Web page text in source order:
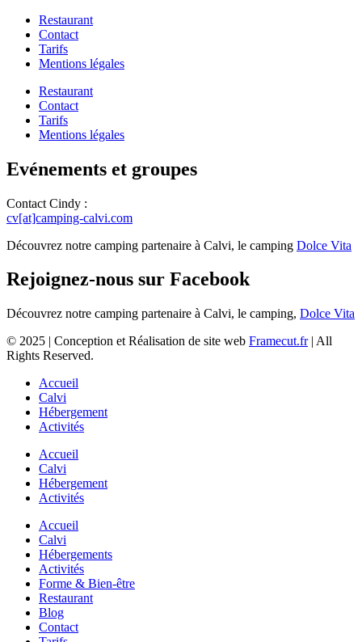
Restaurant
Contact
Tarifs
Mentions légales
Restaurant
Contact
Tarifs
Mentions légales
Evénements et groupes
Contact Cindy :
cv[at]camping-calvi.com
Découvrez notre camping partenaire à Calvi, le camping Dolce Vita
Rejoignez-nous sur Facebook
Découvrez notre camping partenaire à Calvi, le camping, Dolce Vita
© 2025 | Conception et Réalisation de site web Framecut.fr| All
Rights Reserved.
Accueil
Calvi
Hébergement
Activités
Accueil
Calvi
Hébergement
Activités
Accueil
Calvi
Hébergements
Activités
Forme & Bien-être
Restaurant
Blog
Contact